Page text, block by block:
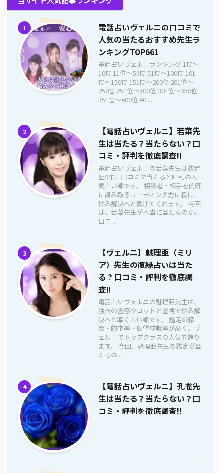
1
電話占いヴェルニの口コミで
人気の当たるおすすめ先生ラ
ンキングTOP661
電話占いヴェルニランキング 1位〜
10位 11位〜50位 51位〜100位 101
位〜150位 151位〜200位 201位〜
250位 251位〜300位 301位〜350位
351位〜400位 40 ...
2
【電話占いヴェルニ】若菜先
生は当たる？当たらない？口
コミ・評判を徹底調査!!
電話占いヴェルニの若菜先生は鑑定
歴9年、口コミで当たると評判の人
気占い師です。 相談者・相手を的確
に読み取るリーディング力に長け、
悩み解決へと繋げてくれます。 今回
は、若菜先生が本当に当たるのか、
口コ ...
3
【ヴェルニ】魅理亜（ミリ
ア）先生の復縁占いは当た
る？口コミ・評判を徹底調
査!!
電話占いヴェルニの魅理亜先生は、
独自の霊感タロットと霊視で悩み解
決へと導く占い師です。 鑑定の精
度・的中率・願望成就率が高く、ヴ
ェルニでトップクラスの人気を誇り
ます。 今回、魅理亜先生の鑑定が当
たるの ...
4
【電話占いヴェルニ】孔雀先
生は当たる？当たらない？口
コミ・評判を徹底調査!!